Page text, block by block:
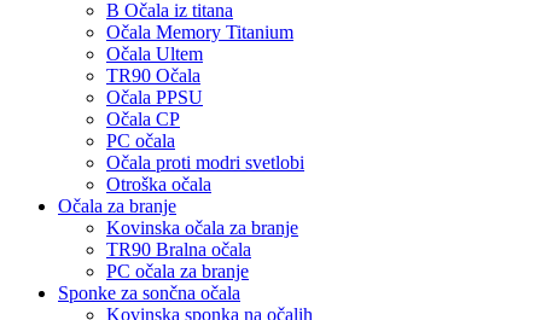
B Očala iz titana
Očala Memory Titanium
Očala Ultem
TR90 Očala
Očala PPSU
Očala CP
PC očala
Očala proti modri svetlobi
Otroška očala
Očala za branje
Kovinska očala za branje
TR90 Bralna očala
PC očala za branje
Sponke za sončna očala
Kovinska sponka na očalih